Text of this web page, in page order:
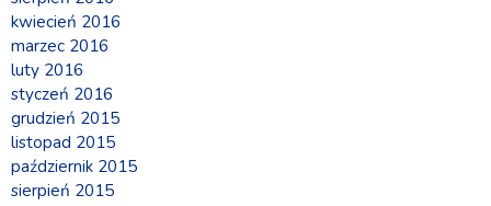
kwiecień 2016
marzec 2016
luty 2016
styczeń 2016
grudzień 2015
listopad 2015
październik 2015
sierpień 2015